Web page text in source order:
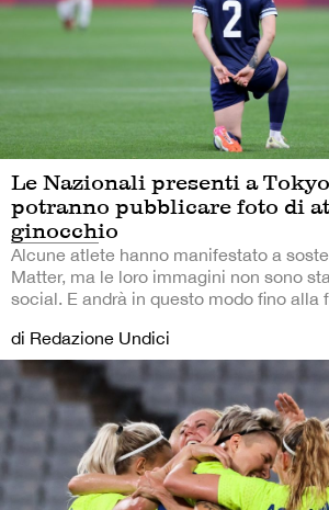
Le Nazionali presenti a
potranno pubblicare foto di
ginocchio
Alcune atlete hanno manifestato a
Matter, ma le loro immagini non sono
social. E andrà in questo modo fino alla
di Redazione Undici